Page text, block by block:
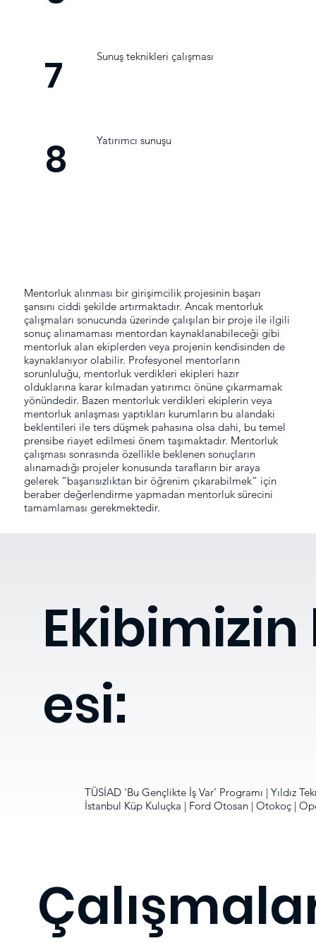
Mentorluk alınması bir girişimcilik projesinin başarı
şansını ciddi şekilde artırmaktadır. Ancak mentorluk
çalışmaları sonucunda üzerinde çalışılan bir proje ile ilgili
sonuç alınamaması mentordan kaynaklanabileceği gibi
mentorluk alan ekiplerden veya projenin kendisinden de
kaynaklanıyor olabilir. Profesyonel mentorların
sorunluluğu, mentorluk verdikleri ekipleri hazır
olduklarına karar kılmadan yatırımcı önüne çıkarmamak
yönündedir. Bazen mentorluk verdikleri ekiplerin veya
mentorluk anlaşması yaptıkları kurumların bu alandaki
beklentileri ile ters düşmek pahasına olsa dahi, bu temel
prensibe riayet edilmesi önem taşımaktadır. Mentorluk
çalışması sonrasında özellikle beklenen sonuçların
alınamadığı projeler konusunda tarafların bir araya
gelerek “başarısızlıktan bir öğrenim çıkarabilmek” için
beraber değerlendirme yapmadan mentorluk sürecini
tamamlaması gerekmektedir.
7 Sunuş teknikleri çalışması
8 Yatırımcı sunuşu
esi:
TÜSİAD ‘Bu Gençlikte İş Var’ Programı | Yıldız
İstanbul Küp Kuluçka | Ford Otosan | Otokoç |